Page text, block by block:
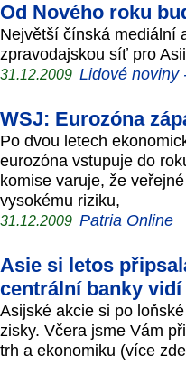
Od Nového roku
Největší čínská mediální
zpravodajskou síť pro
31.12.2009 Lidové noviny
WSJ: Eurozóna
Po dvou letech
eurozóna vstupuje do
komise varuje, že
vysokému riziku,
31.12.2009 Patria Online
Asie si letos
centrální banky
Asijské akcie si po
zisky. Včera jsme Vám
trh a ekonomiku (více